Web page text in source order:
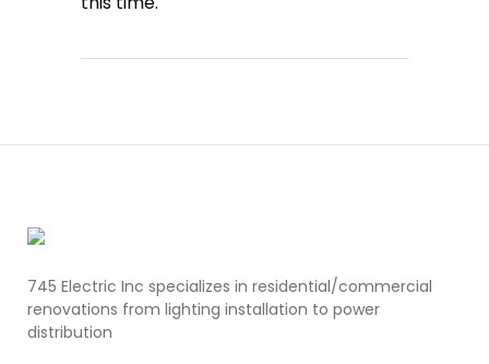
745 Electric Inc specializes in residential/commercial
renovations from lighting installation to power
distribution